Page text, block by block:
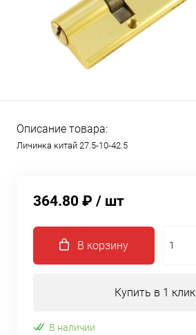
Описание товара:
Личинка китай 27.5-10-42.5
364.80 ₽ / шт
В корзину
Купить в 1 клик
В наличии